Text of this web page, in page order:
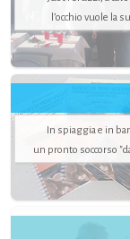
l’occhio vuole la
In spiaggia e in
un pronto soccorso